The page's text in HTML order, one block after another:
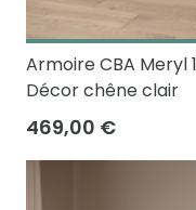
Armoire CBA
Décor chêne clair
469,00 €